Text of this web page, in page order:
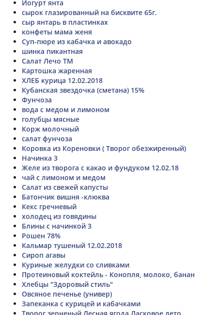
Йогурт янта
сырок глазированный на бисквите 65г.
сыр янтарь в пластинках
конфеты мама женя
Суп-пюре из кабачка и авокадо
шинка пикантная
Салат Лечо ТМ
Картошка жаренная
ХЛЕБ курица 12.02.2018
Кубанская звездочка (сметана) 15%
Фунчоза
вода с медом и лимоном
голубцы мясные
Корж молочный
салат фунчоза
Коровка из Кореновки ( Творог обезжиренный)
Начинка 3
Желе из творога с какао и фундуком 12.02.18
чай с лимоном и медом
Салат из свежей капусты
Батончик вишня -клюква
Кекс гречневый
холодец из говядины
Блины с начинкой 3
Рошен 78%
Кальмар тушеный 12.02.2018
Сироп агавы
Куриные желудки со сливками
Протеиновый коктейль - Конопля, молоко, банан
Хлебцы "Здоровый стиль"
Овсяное печенье (универ)
Запеканка с курицей и кабачками